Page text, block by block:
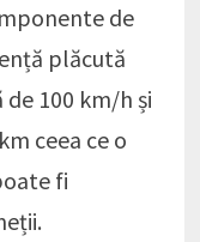
de
plăcută
de 100 km/h și
ceea ce o
fi